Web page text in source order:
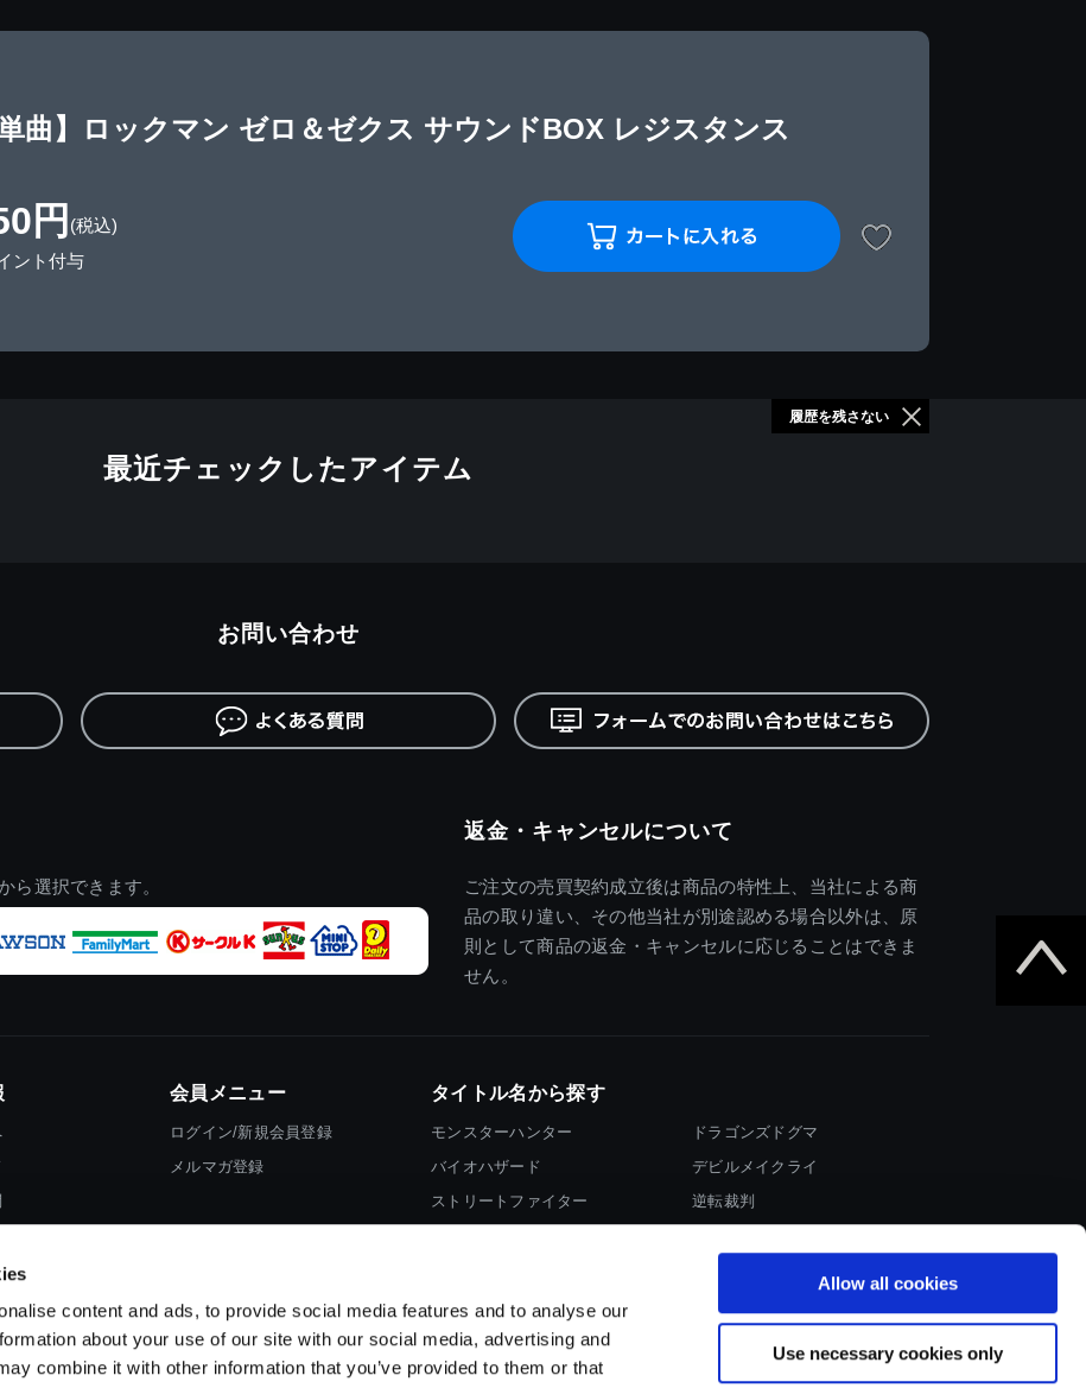
content and ads, to provide social media features and to analyse our
about your use of our site with our social media, advertising and
combine it with other information that you’ve provided to them or that
Allow all cookies
Use necessary cookies only
単曲】ロックマン ゼロ＆ゼクス サウンドBOX レジスタンス
円 (税込)
ント付与
最近チェックしたアイテム
履歴を残さない
ら選択できます。
返金・キャンセルについて
ご注文の売買契約成立後は商品の特性上、当社による商
品の取り違い、その他当社が別途認める場合以外は、原
則として商品の返金・キャンセルに応じることはできま
せん。
お問い合わせ
会員メニュー
ログイン/新規会員登録
メルマガ登録
タイトル名から探す
モンスターハンター
バイオハザード
ストリートファイター
ドラゴンズドグマ
デビルメイクライ
逆転裁判